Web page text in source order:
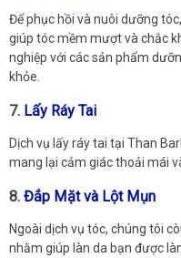
Để phục hồi và nuôi dưỡng
giúp tóc mềm mượt và chắc
nghiệp với các sản phẩm
khỏe.
7. Lấy Ráy Tai
Dịch vụ lấy ráy tai tại Than
mang lại cảm giác thoải mái
8. Đắp Mặt và Lột Mụn
Ngoài dịch vụ tóc, chúng tôi
nhằm giúp làn da bạn được